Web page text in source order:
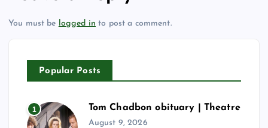
You must be logged in to post a comment.
Popular Posts
1 Tom Chadbon obituary | Theatre
August 9, 2026